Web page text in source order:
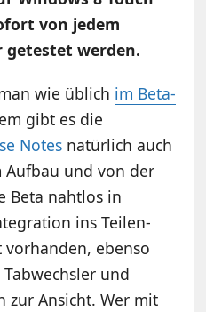
von jedem
werden.
wie üblich im Beta-
gibt es die
Notes natürlich auch
Aufbau und von der
Beta nahtlos in
ins Teilen-
ebenso
und
zur Ansicht. Wer mit